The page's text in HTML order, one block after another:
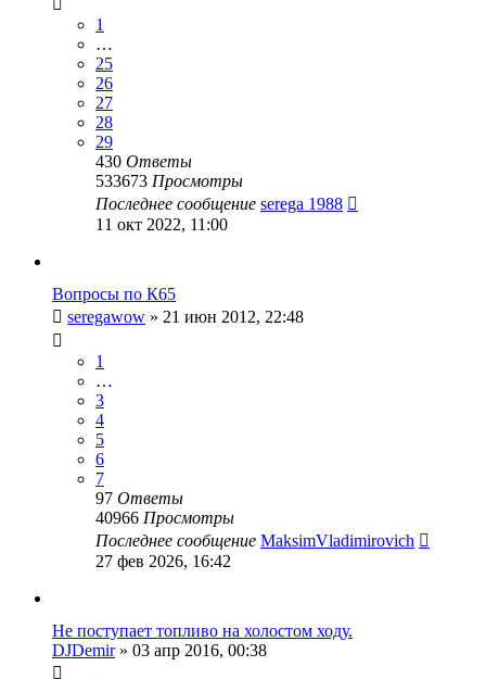
1
…
25
26
27
28
29
430 Ответы
533673 Просмотры
Последнее сообщение serega 1988
11 окт 2022, 11:00
Вопросы по К65
seregawow » 21 июн 2012, 22:48
1
…
3
4
5
6
7
97 Ответы
40966 Просмотры
Последнее сообщение MaksimVladimirovich
27 фев 2026, 16:42
Не поступает топливо на холостом ходу.
DJDemir» 03 апр 2016, 00:38